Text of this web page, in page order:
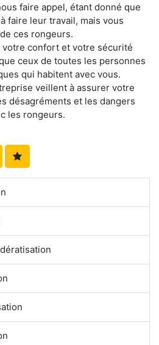
faire appel, étant donné que
faire leur travail, mais vous
ces rongeurs.
votre confort et votre sécurité
ceux de toutes les personnes
qui habitent avec vous.
veillent à assurer votre
désagréments et les dangers
les rongeurs.